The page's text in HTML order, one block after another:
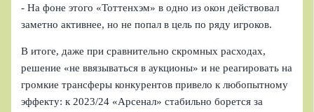
- На фоне этого «Тоттенхэм» в одно из окон действовал
заметно активнее, но не попал в цель по ряду игроков.
В итоге, даже при сравнительно скромных расходах,
решение «не ввязываться в аукционы» и не реагировать на
громкие трансферы конкурентов привело к любопытному
эффекту: к 2023/24 «Арсенал» стабильно борется за